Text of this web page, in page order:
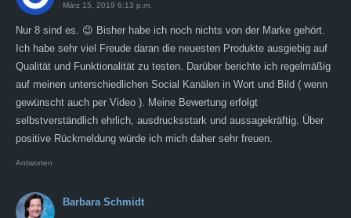
März 15, 2019 6:13 p.m.
Nur 8 sind es. 😉 Bisher habe ich noch nichts von der Marke gehört.
Ich habe sehr viel Freude daran die neuesten Produkte ausgiebig auf
Qualität und Funktionalität zu testen. Darüber berichte ich regelmäßig
auf meinen unterschiedlichen Social Kanälen in Wort und Bild ( wenn
gewünscht auch per Video ). Meine Bewertung erfolgt
selbstverständlich ehrlich, ausdrucksstark und aussagekräftig. Über
positive Rückmeldung würde ich mich daher sehr freuen.
Antworten
Barbara Schmidt